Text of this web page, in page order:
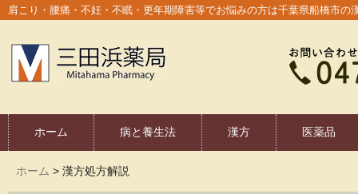
肩こり・腰痛・不妊・不眠・更年期障害等でお悩みの方は千葉県船橋市
ホーム 病と養生法 漢方 医薬品
ホーム > 漢方処方解説